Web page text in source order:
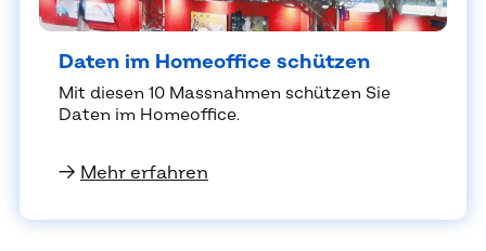
Da­ten im Home­of­fice schüt­zen
Mit die­sen 10 Mass­nah­men schüt­zen Sie
Da­ten im Home­of­fice.
→ Mehr erfahren